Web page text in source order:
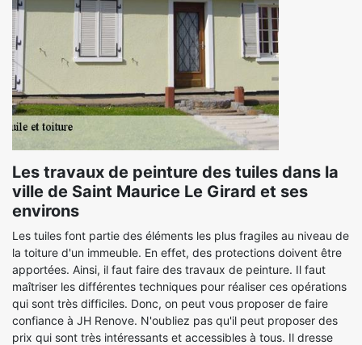
Les travaux de peinture des tuiles dans la
ville de Saint Maurice Le Girard et ses
environs
Les tuiles font partie des éléments les plus fragiles au niveau de
la toiture d'un immeuble. En effet, des protections doivent être
apportées. Ainsi, il faut faire des travaux de peinture. Il faut
maîtriser les différentes techniques pour réaliser ces opérations
qui sont très difficiles. Donc, on peut vous proposer de faire
confiance à JH Renove. N'oubliez pas qu'il peut proposer des
prix qui sont très intéressants et accessibles à tous. Il dresse